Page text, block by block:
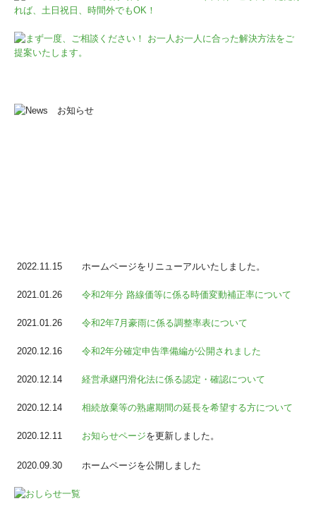
2022.11.15 ホームページをリニューアルいたしました。
2021.01.26 令和2年分 路線価等に係る時価変動補正率について
2021.01.26 令和2年7月豪雨に係る調整率表について
2020.12.16 令和2年分確定申告準備編が公開されました
2020.12.14 経営承継円滑化法に係る認定・確認について
2020.12.14 相続放棄等の熟慮期間の延長を希望する方について
2020.12.11 お知らせページを更新しました。
2020.09.30 ホームページを公開しました